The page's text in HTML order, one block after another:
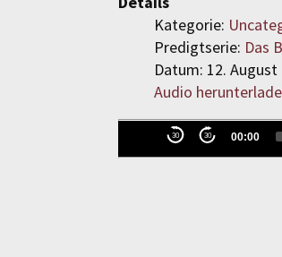
Kategorie:
Predigtserie: Das
Datum: 12. August
Audio
Player
30 30 00:00